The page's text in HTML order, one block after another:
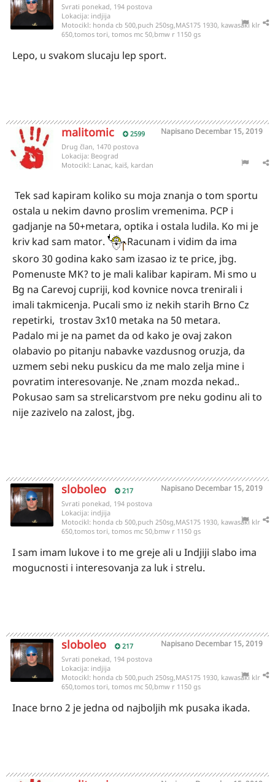
Svrati ponekad, 194 postova
Lokacija: indjija
Motocikl: honda cb 500,puch 250sg,MAS175 1930, kawasaki klr
650,tomos tori, tomos mc 50,bmw r 1150 gs
Lepo, u svakom slucaju lep sport.
malitomic 2599 Napisano Decembar 15, 2019
Drug član, 1470 postova
Lokacija: Beograd
Motocikl: Lanac, kaiš, kardan
Tek sad kapiram koliko su moja znanja o tom sportu
ostala u nekim davno proslim vremenima. PCP i
gadjanje na 50+metara, optika i ostala ludila. Ko mi je
kriv kad sam mator.
Racunam i vidim da ima
skoro 30 godina kako sam izasao iz te price, jbg.
Pomenuste MK? to je mali kalibar kapiram. Mi smo u
Bg na Carevoj cupriji, kod kovnice novca trenirali i
imali takmicenja. Pucali smo iz nekih starih Brno Cz
repetirki, trostav 3x10 metaka na 50 metara.
Padalo mi je na pamet da od kako je ovaj zakon
olabavio po pitanju nabavke vazdusnog oruzja, da
uzmem sebi neku puskicu da me malo zelja mine i
povratim interesovanje. Ne ,znam mozda nekad..
Pokusao sam sa strelicarstvom pre neku godinu ali to
nije zazivelo na zalost, jbg.
sloboleo 217 Napisano Decembar 15, 2019
Svrati ponekad, 194 postova
Lokacija: indjija
Motocikl: honda cb 500,puch 250sg,MAS175 1930, kawasaki klr
650,tomos tori, tomos mc 50,bmw r 1150 gs
I sam imam lukove i to me greje ali u Indjiji slabo ima
mogucnosti i interesovanja za luk i strelu.
sloboleo 217 Napisano Decembar 15, 2019
Svrati ponekad, 194 postova
Lokacija: indjija
Motocikl: honda cb 500,puch 250sg,MAS175 1930, kawasaki klr
650,tomos tori, tomos mc 50,bmw r 1150 gs
Inace brno 2 je jedna od najboljih mk pusaka ikada.